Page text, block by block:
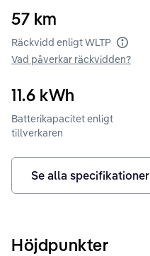
57 km
Räckvidd enligt WLTP
Vad påverkar räckvidden?
11.6 kWh
Batterikapacitet enligt
tillverkaren
Se alla specifikationer
Höjdpunkter